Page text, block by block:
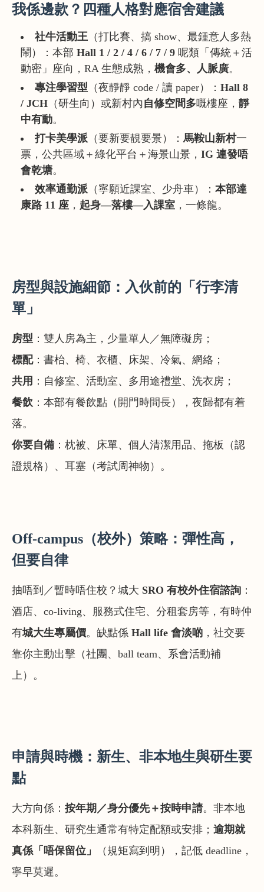
我係邊款？四種人格對應宿舍建議
社牛活動王 （打比賽、搞 show、最鍾意人多熱
鬧）：本部 Hall 1 / 2 / 4 / 6 / 7 / 9 呢類「傳統＋活
動密」座向，RA 生態成熟， 機會多、人脈廣。
專注學習型 （夜靜靜 code / 讀 paper）： Hall 8
/ JCH （研生向）或新村內自修空間多嘅樓座， 靜
中有動。
打卡美學派 （要新要靚要景）： 馬鞍山新村一
票，公共區域＋綠化平台＋海景山景， IG 連發唔
會乾塘。
效率通勤派 （寧願近課室、少舟車）： 本部達
康路 11 座 ， 起身—落樓—入課室 ，一條龍。
房型與設施細節：入伙前的「行李清
單」
房型 ：雙人房為主，少量單人／無障礙房；
標配：書枱、椅、衣櫃、床架、冷氣、網絡；
共用 ：自修室、活動室、多用途禮堂、洗衣房；
餐飲 ：本部有餐飲點（開門時間長），夜歸都有着
落。
你要自備：枕被、床單、個人清潔用品、拖板（認
證規格）、耳塞（考試周神物）。
Off-campus（校外）策略：彈性高，
但要自律
抽唔到／暫時唔住校？城大 SRO 有校外住宿諮詢 ：
酒店、co-living、服務式住宅、分租套房等，有時仲
有城大生專屬價。缺點係 Hall life 會淡啲 ，社交要
靠你主動出擊（社團、ball team、系會活動補
上）。
申請與時機：新生、非本地生與研生要
點
大方向係： 按年期／身分優先＋按時申請。非本地
本科新生、研究生通常有特定配額或安排； 逾期就
真係「唔保留位」
（規矩寫到明），記低 deadline，
寧早莫遲。